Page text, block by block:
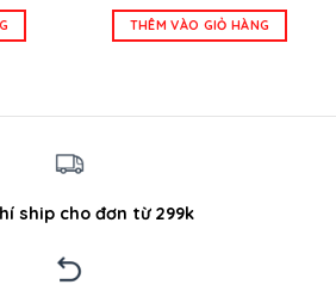
tại là:
356.000 ₫.
tại
THÊM VÀO GIỎ HÀNG
ship cho đơn từ 299k